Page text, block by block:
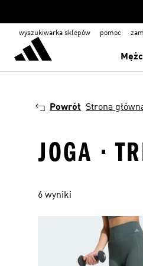
wyszukiwarka sklepów pomoc
Powrót Strona
JOGA ·
6 wyniki